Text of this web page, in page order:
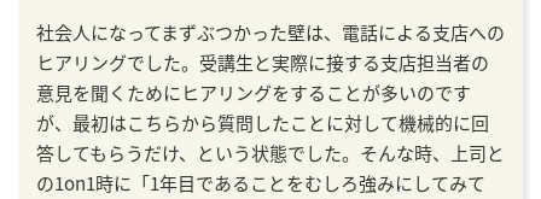
社会人になってまずぶつかった壁は、電話による支店への
ヒアリングでした。受講生と実際に接する支店担当者の
意見を聞くためにヒアリングをすることが多いのです
が、最初はこちらから質問したことに対して機械的に回
答してもらうだけ、という状態でした。そんな時、上司と
の1on1時に「1年目であることをむしろ強みにしてみて